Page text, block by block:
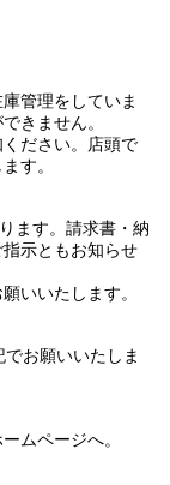
管理をしていま
きません。
ださい。店頭で
す。
ます。請求書・納
示ともお知らせ
いいたします。
お願いいたしま
ムページへ。